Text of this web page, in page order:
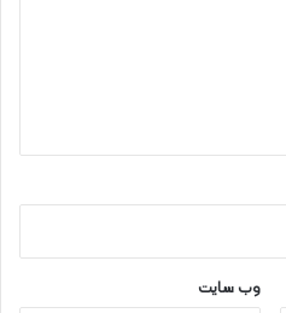
وب‌ سایت